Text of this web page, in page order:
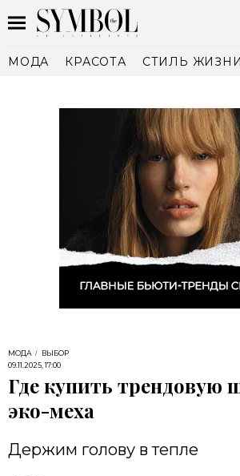
МОДА КРАСОТА СТИЛЬ ЖИЗНИ
МОДА
ВЫБОР
09.11.2025, 17:00
Где купить трендовую
эко-меха
Держим голову в тепле